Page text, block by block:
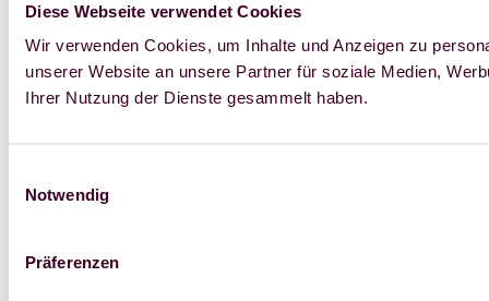
Diese Webseite verwendet Cookies
Wir verwenden Cookies, um Inhalte und Anzeigen zu
unserer Website an unsere Partner für soziale Medien,
Ihrer Nutzung der Dienste gesammelt haben.
Notwendig
Präferenzen